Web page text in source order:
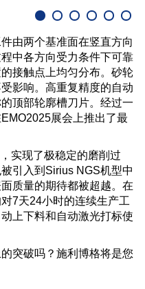
由两个基准面在竖直方向
中各方向受力条件下可靠
接触点上均匀分布。砂轮
影响。高重复精度的自动
顶部轮廓槽刀片。经过一
展会上推出了最
实现了极稳定的磨削过
引入到Sirius NGS机型中
质量的期待都被超越。在
7天24小时的连续生产工
上下料和自动激光打标使
突破吗？施利博格将是您